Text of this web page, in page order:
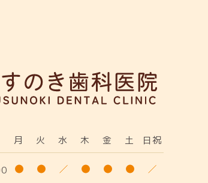
月 火 水 木 金 土 日祝